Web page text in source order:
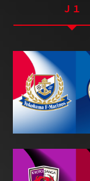
Ｊ１